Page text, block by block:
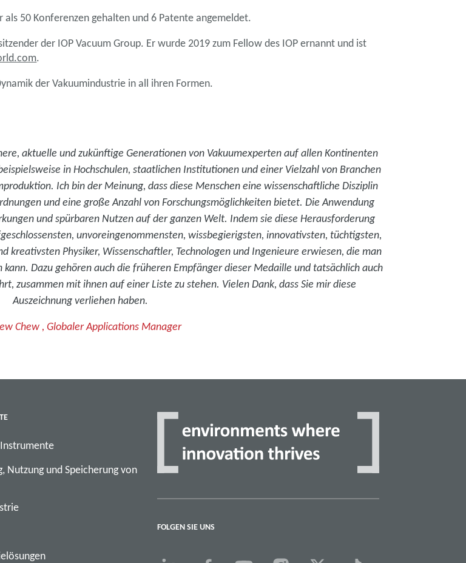
50 Konferenzen gehalten und 6 Patente angemeldet.
der IOP Vacuum Group. Er wurde 2019 zum Fellow des IOP ernannt und ist
.
der Vakuumindustrie in all ihren Formen.
aktuelle und zukünftige Generationen von Vakuumexperten auf allen Kontinenten
in Hochschulen, staatlichen Institutionen und einer Vielzahl von Branchen
Ich bin der Meinung, dass diese Menschen eine wissenschaftliche Disziplin
und eine große Anzahl von Forschungsmöglichkeiten bietet. Die Anwendung
und spürbaren Nutzen auf der ganzen Welt. Indem sie diese Herausforderung
unvoreingenommensten, wissbegierigsten, innovativsten, tüchtigsten,
Physiker, Wissenschaftler, Technologen und Ingenieure erwiesen, die man
Dazu gehören auch die früheren Empfänger dieser Medaille und tatsächlich auch
zusammen mit ihnen auf einer Liste zu stehen. Vielen Dank, dass Sie mir diese
Auszeichnung verliehen haben.
Chew , Globaler Applications Manager
Nutzung und Speicherung von
FOLGEN SIE UNS